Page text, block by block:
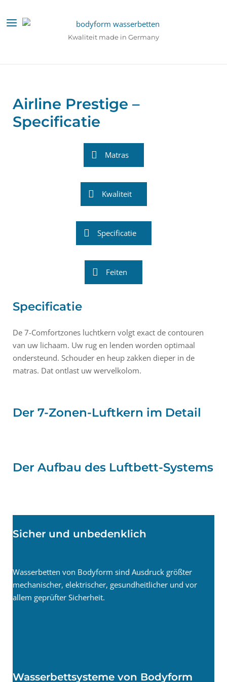
naar
Kwaliteit made in Germany
Menu
Airline Prestige –
Specificatie
Matras
Kwaliteit
Specificatie
Feiten
Specificatie
De 7-Comfortzones luchtkern volgt exact de contouren
van uw lichaam. Uw rug en lenden worden optimaal
ondersteund. Schouder en heup zakken dieper in de
matras. Dat ontlast uw wervelkolom.
Der 7-Zonen-Luftkern im Detail
Der Aufbau des Luftbett-Systems
Sicher und unbedenklich
Wasserbetten von Bodyform sind Ausdruck größter
mechanischer, elektrischer, gesundheitlicher und vor
allem geprüfter Sicherheit.
Wasserbettsysteme von Bodyform